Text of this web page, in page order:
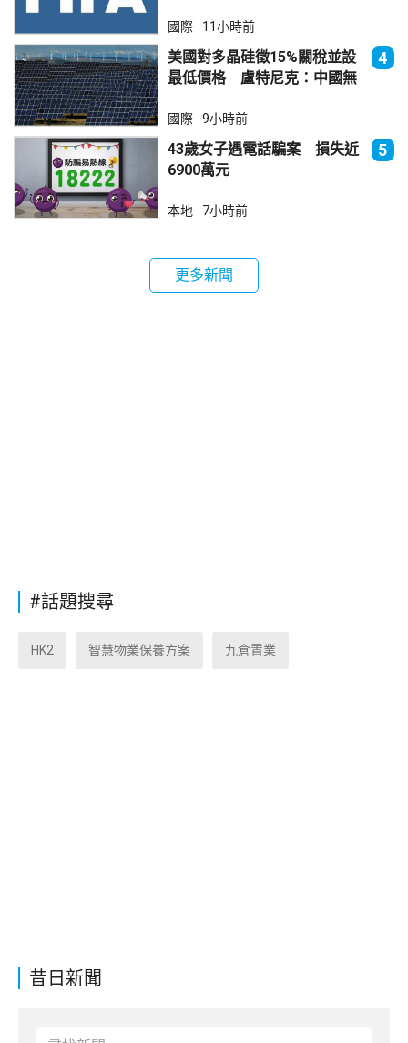
昔日新聞
國際 11小時前
美國對多晶硅徵15%關稅並設
最低價格 盧特尼克：中國無
4
國際 9小時前
43歲女子遇電話騙案 損失近
6900萬元
5
本地 7小時前
更多新聞
#話題搜尋
HK2 智慧物業保養方案 九倉置業